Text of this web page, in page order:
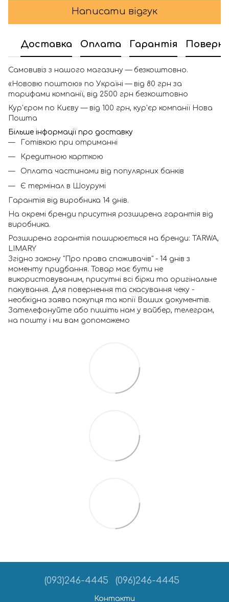
Написати відгук
Доставка Оплата Гарантія
Самовивіз з нашого магазину — безкоштовно.
«Нововю поштою» по Україні — від 80 грн за
тарифами компанії, від 2500 грн безкоштовно
Кур'єром по Києву — від 100 грн, кур'єр компанії Нова
Пошта
Більше інформації про доставку
Готівкою при отриманні
Кредитною карткою
Оплата частинами від популярних банків
Є термінал в Шоурумі
Гарантія від виробника 14 днів.
На окремі бренди присутня розширена гарантія від
виробника.
Розширена гарантія поширюється на бренди: TARWA,
LIMARY
Згідно закону "Про права споживачів" - 14 днів з
моменту придбання. Товар має бути не
використовуваним, присутні всі бірки та оригінальне
пакування. Для повернення та скасування чеку -
необхідна заява покупця та копії Ваших документів.
Зателефонуйте або пишіть нам у вайбер, телеграм,
на пошту і ми вам допоможемо
(093)246-4445 (096)246-4445
Контакти